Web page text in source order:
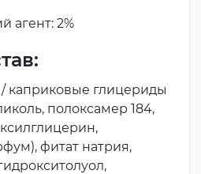
агент: 2%
каприковые глицериды
полоксамер 184,
фитат натрия,